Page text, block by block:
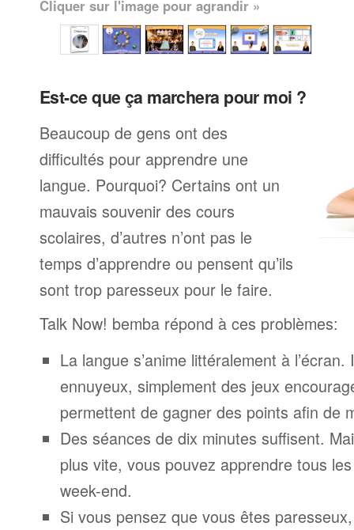
Cliquer sur l'image pour agrandir »
Est-ce que ça marchera pour moi ?
Beaucoup de gens ont des
difficultés pour apprendre une
langue. Pourquoi? Certains ont un
mauvais souvenir des cours
scolaires, d’autres n’ont pas le
temps d’apprendre ou pensent qu’ils
sont trop paresseux pour le faire.
Talk Now! bemba répond à ces problèmes:
La langue s’anime littéralement à l’écran.
ennuyeux, simplement des jeux
permettent de gagner des points afin de
Des séances de dix minutes suffisent.
plus vite, vous pouvez apprendre tous
week-end.
Si vous pensez que vous êtes